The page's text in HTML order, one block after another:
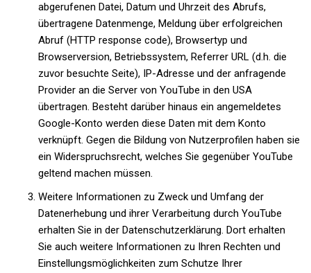
abgerufenen Datei, Datum und Uhrzeit des Abrufs,
übertragene Datenmenge, Meldung über erfolgreichen
Abruf (HTTP response code), Browsertyp und
Browserversion, Betriebssystem, Referrer URL (d.h. die
zuvor besuchte Seite), IP-Adresse und der anfragende
Provider an die Server von YouTube in den USA
übertragen. Besteht darüber hinaus ein angemeldetes
Google-Konto werden diese Daten mit dem Konto
verknüpft. Gegen die Bildung von Nutzerprofilen haben sie
ein Widerspruchsrecht, welches Sie gegenüber YouTube
geltend machen müssen.
Weitere Informationen zu Zweck und Umfang der
Datenerhebung und ihrer Verarbeitung durch YouTube
erhalten Sie in der Datenschutzerklärung. Dort erhalten
Sie auch weitere Informationen zu Ihren Rechten und
Einstellungsmöglichkeiten zum Schutze Ihrer